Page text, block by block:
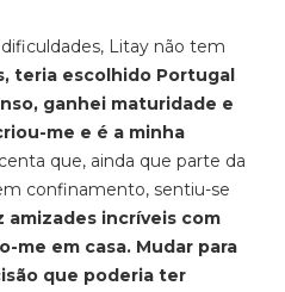
Litay não tem
teria escolhido Portugal
ganhei maturidade e
me e é a minha
que, ainda que parte da
confinamento, sentiu-se
amizades incríveis com
me em casa. Mudar para
que poderia ter